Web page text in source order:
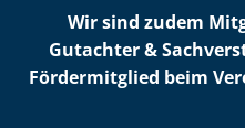
Wir sind zudem
Gutachter &
Fördermitglied beim